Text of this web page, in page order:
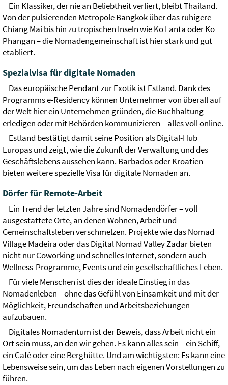
Ein Klassiker, der nie an Beliebtheit verliert, bleibt Thailand.
Von der pulsierenden Metropole Bangkok über das ruhigere
Chiang Mai bis hin zu tropischen Inseln wie Ko Lanta oder Ko
Phangan – die Nomadengemeinschaft ist hier stark und gut
etabliert.
Spezialvisa für digitale Nomaden
Das europäische Pendant zur Exotik ist Estland. Dank des
Programms e-Residency können Unternehmer von überall auf
der Welt hier ein Unternehmen gründen, die Buchhaltung
erledigen oder mit Behörden kommunizieren – alles voll online.
Estland bestätigt damit seine Position als Digital-Hub
Europas und zeigt, wie die Zukunft der Verwaltung und des
Geschäftslebens aussehen kann. Barbados oder Kroatien
bieten weitere spezielle Visa für digitale Nomaden an.
Dörfer für Remote-Arbeit
Ein Trend der letzten Jahre sind Nomadendörfer – voll
ausgestattete Orte, an denen Wohnen, Arbeit und
Gemeinschaftsleben verschmelzen. Projekte wie das Nomad
Village Madeira oder das Digital Nomad Valley Zadar bieten
nicht nur Coworking und schnelles Internet, sondern auch
Wellness-Programme, Events und ein gesellschaftliches Leben.
Für viele Menschen ist dies der ideale Einstieg in das
Nomadenleben – ohne das Gefühl von Einsamkeit und mit der
Möglichkeit, Freundschaften und Arbeitsbeziehungen
aufzubauen.
Digitales Nomadentum ist der Beweis, dass Arbeit nicht ein
Ort sein muss, an den wir gehen. Es kann alles sein – ein Schiff,
ein Café oder eine Berghütte. Und am wichtigsten: Es kann eine
Lebensweise sein, um das Leben nach eigenen Vorstellungen zu
führen.